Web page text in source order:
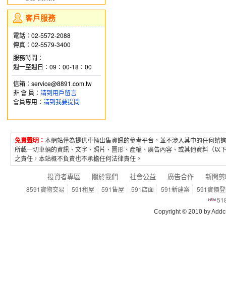
客戶服務
電話：02-5572-2088
傳真：02-5579-3400
服務時間：
週一至週日：09：00-18：00
信箱：service@8891.com.tw
非 會 員： 請到用戶留言
會員專用： 請到我要提問
免責聲明： 本網站僅為提供車輛出售資訊的參考平台，並不涉入其中的任何
所載一切車輛的資訊、文字、照片、圖形、產權、廣告內容、或其他資料（
之責任，本站概不負責也不承擔任何法律責任。
投資者專區 關於我們 社會公益 廣告合作 新聞
8591寶物交易 591租屋 591售屋 591店面 591新建案
591實價
Copyright © 2010 by